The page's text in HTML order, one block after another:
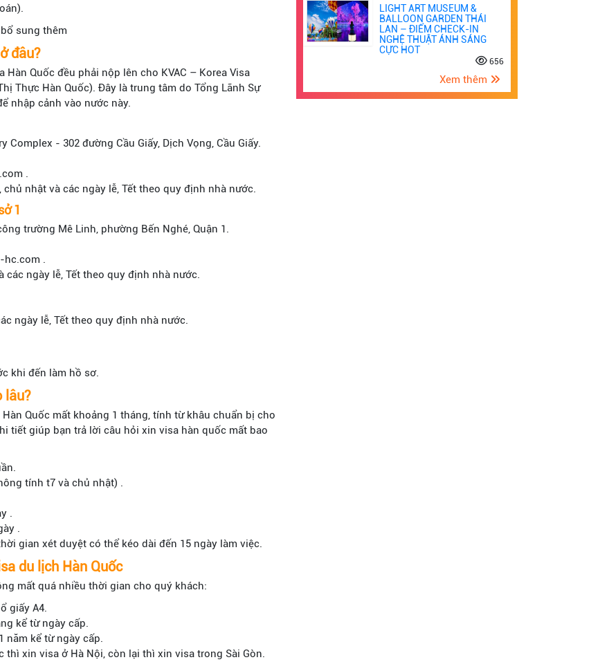
sung thêm
đâu?
Quốc đều phải nộp lên cho KVAC – Korea Visa
Thực Hàn Quốc). Đây là trung tâm do Tổng Lãnh Sự
nhập cảnh vào nước này.
- 302 đường Cầu Giấy, Dịch Vọng, Cầu Giấy.
.
nhật và các ngày lễ, Tết theo quy định nhà nước.
1
trường Mê Linh, phường Bến Nghé, Quận 1.
hc.com .
ngày lễ, Tết theo quy định nhà nước.
ngày lễ, Tết theo quy định nhà nước.
khi đến làm hồ sơ.
lâu?
Quốc mất khoảng 1 tháng, tính từ khâu chuẩn bị cho
tiết giúp bạn trả lời câu hỏi xin visa hàn quốc mất bao
tính t7 và chủ nhật) .
.
.
gian xét duyệt có thể kéo dài đến 15 ngày làm việc.
du lịch Hàn Quốc
mất quá nhiều thời gian cho quý khách:
giấy A4.
kể từ ngày cấp.
năm kể từ ngày cấp.
xin visa ở Hà Nội, còn lại thì xin visa trong Sài Gòn.
LIGHT ART MUSEUM &
BALLOON GARDEN THÁI
LAN – ĐIỂM CHECK-IN
NGHỆ THUẬT ÁNH SÁNG
CỰC HOT
656
Xem thêm